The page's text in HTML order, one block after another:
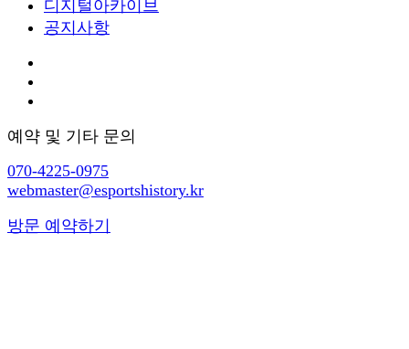
디지털아카이브
공지사항
예약 및 기타 문의
070-4225-0975
webmaster@esportshistory.kr
방문 예약하기